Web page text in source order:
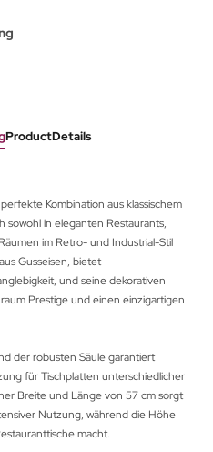
ProductDetails
Kombination aus klassischem
sowohl in eleganten Restaurants,
im Retro- und Industrial-Stil
Gusseisen, bietet
und seine dekorativen
Prestige und einen einzigartigen
der robusten Säule garantiert
für Tischplatten unterschiedlicher
Breite und Länge von 57 cm sorgt
Nutzung, während die Höhe
macht.